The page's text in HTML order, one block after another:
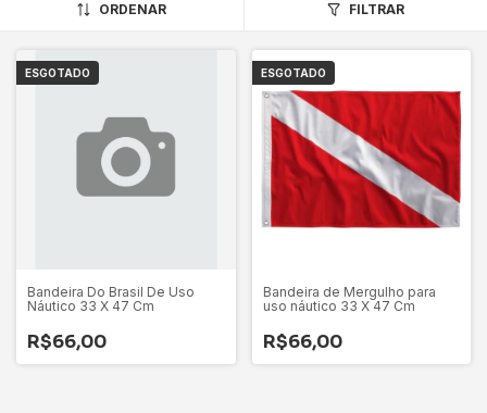
ORDENAR FILTRAR
ESGOTADO
Bandeira Do Brasil De Uso
Náutico 33 X 47 Cm
R$66,00
ESGOTADO
Bandeira de Mergulho para
uso náutico 33 X 47 Cm
R$66,00